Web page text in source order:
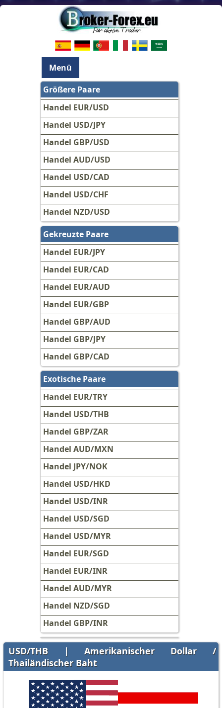
Menü
Größere Paare
Handel EUR/USD
Handel USD/JPY
Handel GBP/USD
Handel AUD/USD
Handel USD/CAD
Handel USD/CHF
Handel NZD/USD
Gekreuzte Paare
Handel EUR/JPY
Handel EUR/CAD
Handel EUR/AUD
Handel EUR/GBP
Handel GBP/AUD
Handel GBP/JPY
Handel GBP/CAD
Exotische Paare
Handel EUR/TRY
Handel USD/THB
Handel GBP/ZAR
Handel AUD/MXN
Handel JPY/NOK
Handel USD/HKD
Handel USD/INR
Handel USD/SGD
Handel USD/MYR
Handel EUR/SGD
Handel EUR/INR
Handel AUD/MYR
Handel NZD/SGD
Handel GBP/INR
USD/THB | Amerikanischer Dollar /
Thailändischer Baht